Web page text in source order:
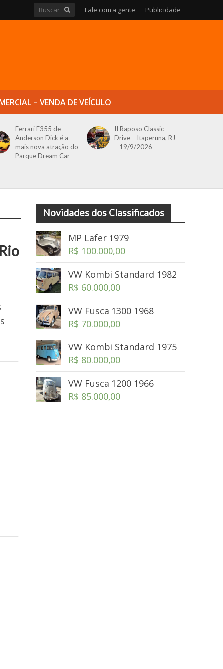
Fale com a gente Publicidade
– VENDA DE VEÍCULO
Ferrari F355 de
Anderson Dick é a
mais nova atração do
Parque Dream Car
II Raposo Classic
Drive – Itaperuna, RJ
– 19/9/2026
Novidades dos Classificados
MP Lafer 1979
R$ 100.000,00
VW Kombi Standard 1982
R$ 60.000,00
VW Fusca 1300 1968
R$ 70.000,00
VW Kombi Standard 1975
R$ 80.000,00
VW Fusca 1200 1966
R$ 85.000,00